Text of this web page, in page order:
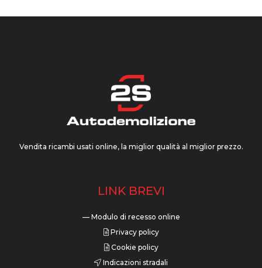
Vendita ricambi usati online, la miglior qualità al miglior prezzo.
LINK BREVI
— Modulo di recesso online
Privacy policy
Cookie policy
Indicazioni stradali